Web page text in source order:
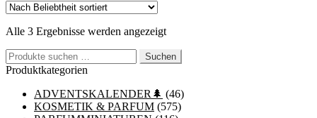
Alle 3 Ergebnisse werden angezeigtNach
sortiert
Suchen
nach:
Suchen
Produktkategorien
ADVENTSKALENDER🌲 (46)
KOSMETIK & PARFUM (575)